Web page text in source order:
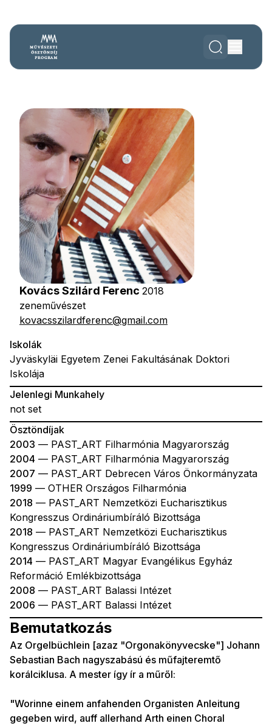
Kovács Szilárd Ferenc 2018
zeneművészet
kovacsszilardferenc@gmail.com
Bemutatkozás
Az Orgelbüchlein [azaz "Orgonakönyvecske"] Johann
Sebastian Bach nagyszabású és műfajteremtő
korálciklusa. A mester így ír a műről:
"Worinne einem anfahenden Organisten Anleitung
gegeben wird, auff allerhand Arth einen Choral
Iskolák
Jyväskyläi Egyetem Zenei Fakultásának Doktori
Iskolája
Jelenlegi Munkahely
not set
Ösztöndíjak
2003 — PAST_ART Filharmónia Magyarország
2004 — PAST_ART Filharmónia Magyarország
2007 — PAST_ART Debrecen Város Önkormányzata
1999 — OTHER Országos Filharmónia
2018 — PAST_ART Nemzetközi Eucharisztikus
Kongresszus Ordináriumbíráló Bizottsága
2018 — PAST_ART Nemzetközi Eucharisztikus
Kongresszus Ordináriumbíráló Bizottsága
2014 — PAST_ART Magyar Evangélikus Egyház
Reformáció Emlékbizottsága
2008 — PAST_ART Balassi Intézet
2006 — PAST_ART Balassi Intézet